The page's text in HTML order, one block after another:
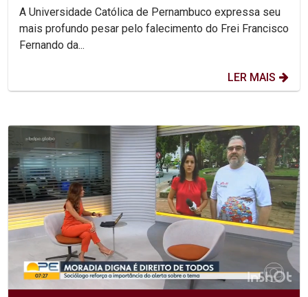
A Universidade Católica de Pernambuco expressa seu
mais profundo pesar pelo falecimento do Frei Francisco
Fernando da...
LER MAIS